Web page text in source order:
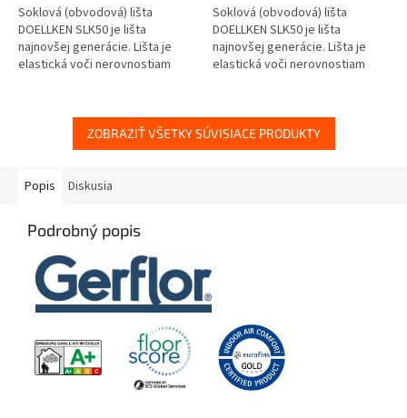
Soklová (obvodová) lišta
DOELLKEN SLK50 je lišta
najnovšej generácie. Lišta je
elastická voči nerovnostiam
VODEODOLNÁ
Soklová (obvodová) lišta
DOELLKEN SLK50 je lišta
najnovšej generácie. Lišta je
elastická voči nerovnostiam
ZOBRAZIŤ VŠETKY SÚVISIACE PRODUKTY
Popis Diskusia
Podrobný popis